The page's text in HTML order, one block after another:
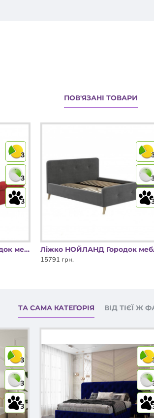
ПОВ'ЯЗАНІ ТОВАРИ
3
3
3
Ліжко ФЛОРЕНСІЯ Городок меблі
Ліжко НОЙЛАНД Городок
15791 грн.
ТА САМА КАТЕГОРІЯ ВІД ТІЄЇ Ж
3
3
3